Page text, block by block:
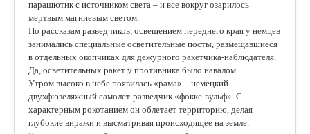
парашютик с источником света – и все вокруг озарилось
мертвым магниевым светом.
По рассказам разведчиков, освещением переднего края у немцев
занимались специальные осветительные посты, размещавшиеся
в отдельных окопчиках для дежурного ракетчика-наблюдателя.
Да, осветительных ракет у противника было навалом.
Утром высоко в небе появилась «рама» – немецкий
двухфюзеляжный самолет-разведчик «фокке-вульф». С
характерным рокотанием он облетает территорию, делая
глубокие виражи и высматривая происходящее на земле.